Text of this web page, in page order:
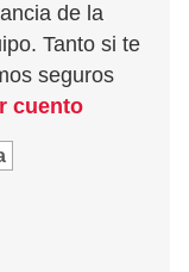
de la
Tanto si te
seguros
cuento